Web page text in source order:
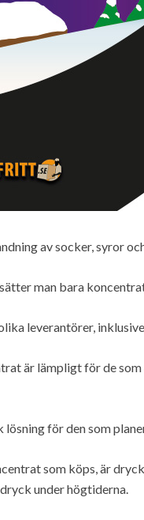
av socker, syror
man bara
leverantörer,
är lämpligt för de
lösning för den som
som köps, är
under högtiderna.